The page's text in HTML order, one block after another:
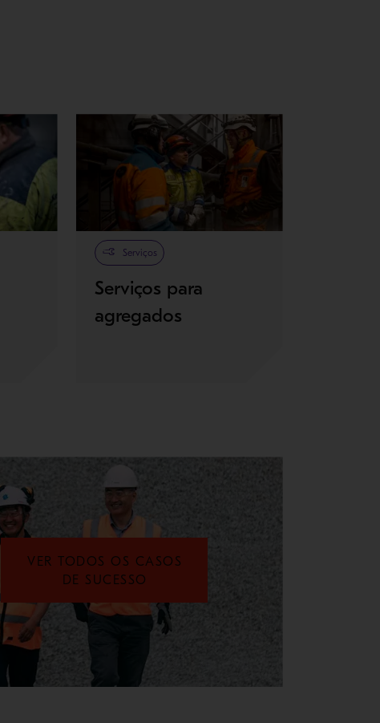
Serviços
Serviços para
agregados
VER TODOS OS CASOS
DE SUCESSO